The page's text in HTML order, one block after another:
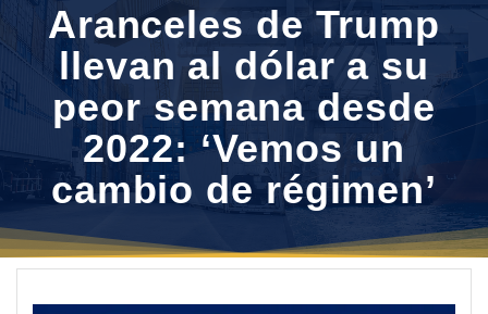
Aranceles de Trump
llevan al dólar a su
peor semana desde
2022: ‘Vemos un
cambio de régimen’